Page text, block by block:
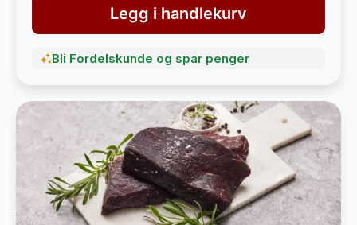
Legg i handlekurv
Bli Fordelskunde og spar penger